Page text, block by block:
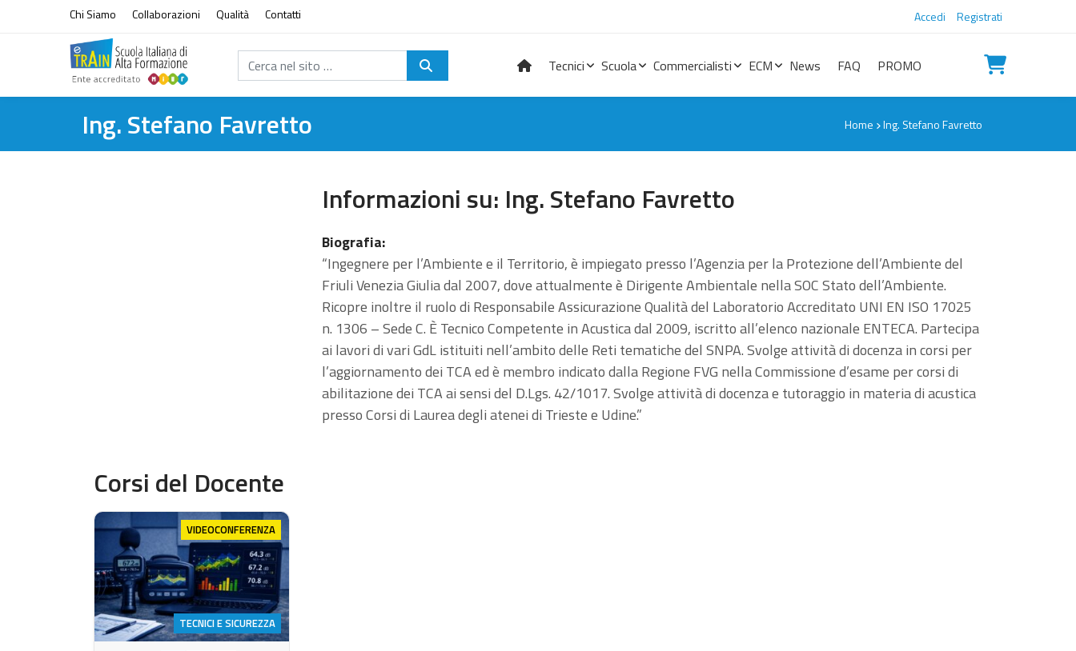
Vai al contenuto
Chi Siamo Collaborazioni Qualità Contatti Accedi Registrati
Cerca nel sito... Tecnici Scuola Commercialisti ECM News FAQ PROMO
Ing. Stefano Favretto Home Ing. Stefano Favretto
Informazioni su: Ing. Stefano Favretto
Biografia:
“Ingegnere per l’Ambiente e il Territorio, è impiegato presso l’Agenzia per la Protezione dell’Ambiente del
Friuli Venezia Giulia dal 2007, dove attualmente è Dirigente Ambientale nella SOC Stato dell’Ambiente.
Ricopre inoltre il ruolo di Responsabile Assicurazione Qualità del Laboratorio Accreditato UNI EN ISO 17025
n. 1306 – Sede C. È Tecnico Competente in Acustica dal 2009, iscritto all’elenco nazionale ENTECA. Partecipa
ai lavori di vari GdL istituiti nell’ambito delle Reti tematiche del SNPA. Svolge attività di docenza in corsi per
l’aggiornamento dei TCA ed è membro indicato dalla Regione FVG nella Commissione d’esame per corsi di
abilitazione dei TCA ai sensi del D.Lgs. 42/1017. Svolge attività di docenza e tutoraggio in materia di acustica
presso Corsi di Laurea degli atenei di Trieste e Udine.”
Corsi del Docente
VIDEOCONFERENZA
TECNICI E SICUREZZA